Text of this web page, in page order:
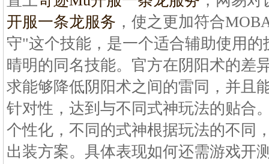
开服一条龙服务 ，使之更加符合
守"这个技能，是一个适合辅助使用
晴明的同名技能。官方在阴阳术的差
求能够降低阴阳术之间的雷同，并且
针对性，达到与不同式神玩法的贴合
个性化，不同的式神根据玩法的不同
出装方案。具体表现如何还需游戏开